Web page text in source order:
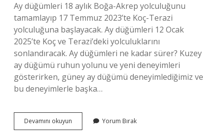
Ay düğümleri 18 aylık Boğa-Akrep yolculuğunu
tamamlayıp 17 Temmuz 2023’te Koç-Terazi
yolculuğuna başlayacak. Ay düğümleri 12 Ocak
2025’te Koç ve Terazi’deki yolculuklarını
sonlandıracak. Ay düğümleri ne kadar sürer? Kuzey
ay düğümü ruhun yolunu ve yeni deneyimleri
gösterirken, güney ay düğümü deneyimlediğimiz ve
bu deneyimlerle başka…
Devamını okuyun
Düğümü
Yorum Bırak